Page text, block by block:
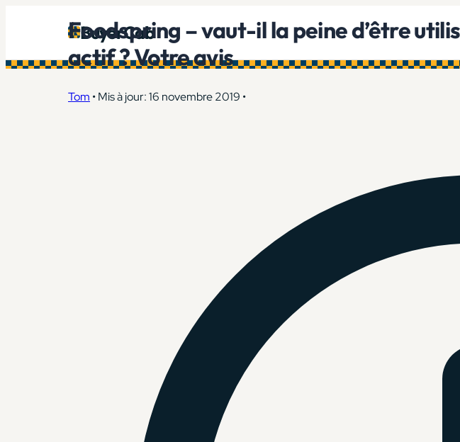
BuyerCab
Foodspring – vaut-il la peine d’être
actif ? Votre avis
Tom •Mis à jour: 16 novembre 2019 •